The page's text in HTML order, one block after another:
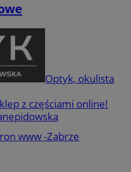
Optyk, okulista
z częściami online!
www -Zabrze